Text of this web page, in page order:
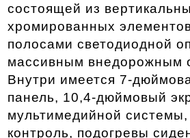
состоящей из
хромированных
полосами светодиодной
массивным внедорожным
Внутри имеется 7-
панель, 10,4-дюймовый
мультимедийной системы,
контроль, подогревы